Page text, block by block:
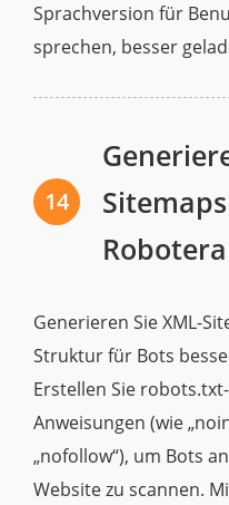
Sprachversion für
sprechen, besser
14
Generieren Sie XML-
Struktur für Bots
Erstellen Sie
Anweisungen (wie
„nofollow“), um Bots
Website zu scannen.